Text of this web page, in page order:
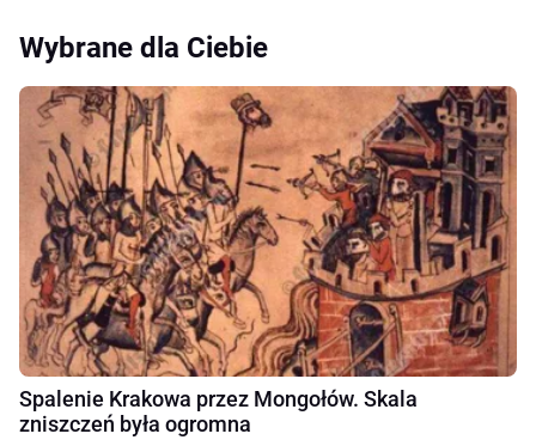
Wybrane dla Ciebie
Spalenie Krakowa przez Mongołów. Skala
zniszczeń była ogromna